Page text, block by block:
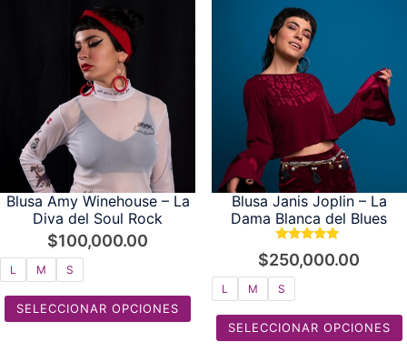
Blusa Amy Winehouse – La
Diva del Soul Rock
$100,000.00
L M S
SELECCIONAR OPCIONES
Blusa Janis Joplin – La
Dama Blanca del Blues
Valorado con
5.00
$250,000.00
L M S
SELECCIONAR OPCIONES